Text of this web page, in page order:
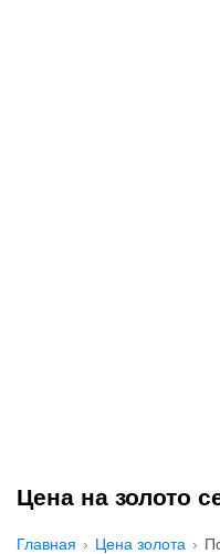
Цена на золото
Главная Цена золота